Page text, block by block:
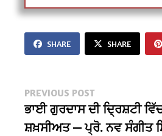
SHARE SHARE
Post
navigation
PREVIOUS POSTPrevious
post:
ਭਾਈ ਗੁਰਦਾਸ ਦੀ ਦ੍ਰਿਸ਼ਟੀ
ਸ਼ਖ਼ਸੀਅਤ — ਪ੍ਰੋ. ਨਵ ਸੰਗੀਤ